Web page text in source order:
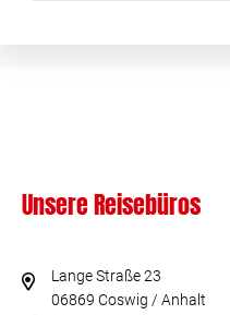
Unsere Reisebüros
Lange Straße 23
06869 Coswig / Anhalt